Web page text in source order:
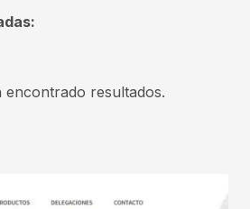
encontrado resultados.